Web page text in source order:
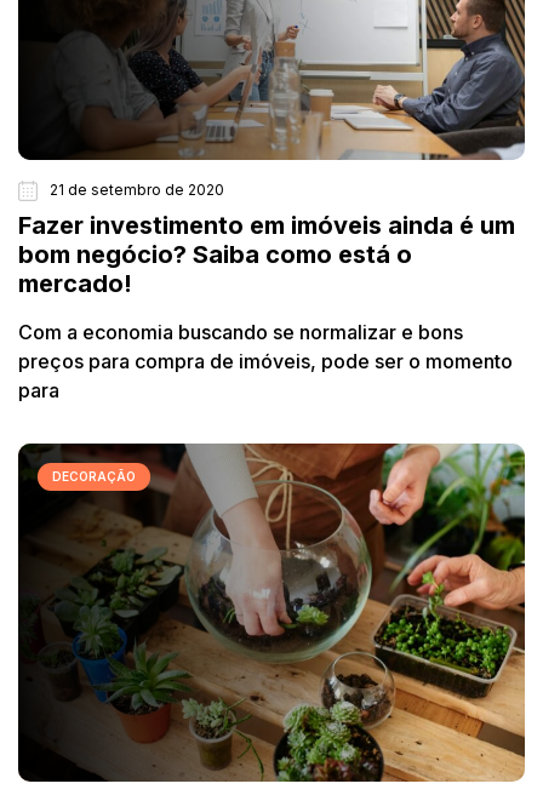
21 de setembro de 2020
Fazer investimento em imóveis ainda é um
bom negócio? Saiba como está o
mercado!
Com a economia buscando se normalizar e bons
preços para compra de imóveis, pode ser o momento
para
DECORAÇÃO